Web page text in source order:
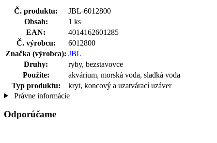
Č. produktu:
JBL-6012800
Obsah:
1 ks
EAN:
4014162601285
Č. výrobcu:
6012800
Značka (výrobca): JBL
Druhy:
ryby, bezstavovce
Použite:
akvárium, morská voda, sladká voda
Typ produktu:
kryt, koncový a uzatvárací uzáver
Právne informácie
Odporúčame